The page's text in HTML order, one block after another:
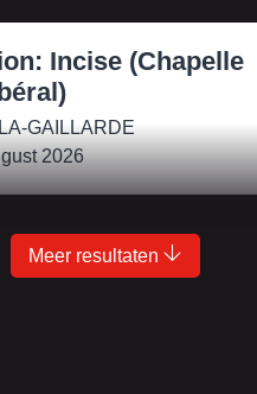
Incise (Chapelle
GAILLARDE
2026
Meer resultaten